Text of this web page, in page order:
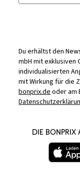
Du erhältst den
mbH mit exklusiven
individualisierten
mit Wirkung für die
bonprix.deoder am
DIE BONPRIX